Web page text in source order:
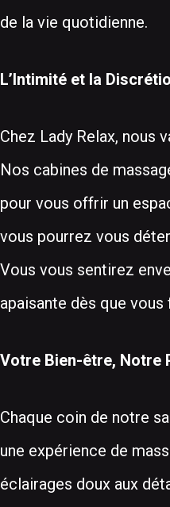
de la vie quotidienne.
L’Intimité et la
Chez Lady Relax, nous
Nos cabines de
pour vous offrir un
vous pourrez vous
Vous vous sentirez
apaisante dès que
Votre Bien-être, Notre
Chaque coin de notre
une expérience de
éclairages doux aux